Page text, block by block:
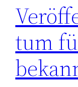
tum